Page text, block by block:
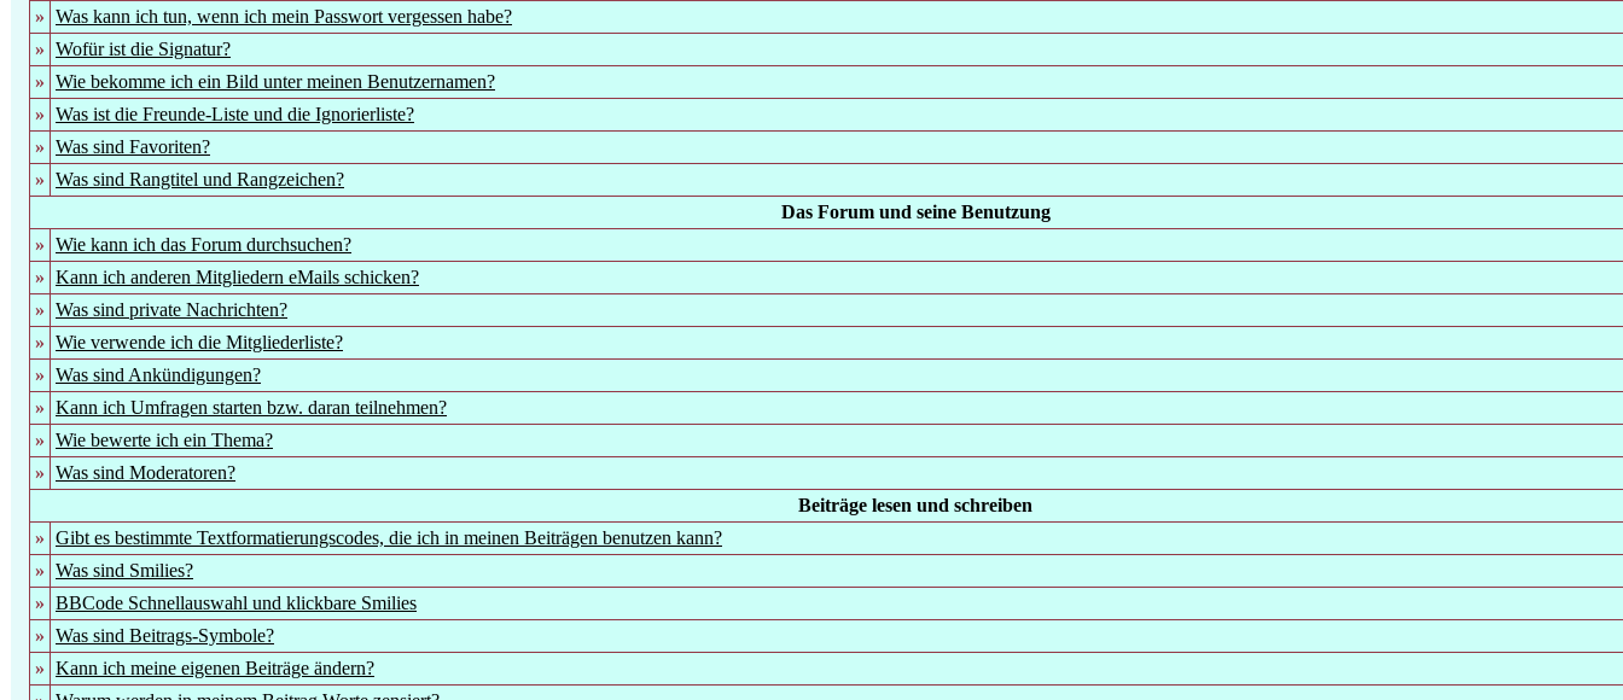
» Was kann ich tun, wenn ich mein Passwort vergessen habe?
» Wofür ist die Signatur?
» Wie bekomme ich ein Bild unter meinen Benutzernamen?
» Was ist die Freunde-Liste und die Ignorierliste?
» Was sind Favoriten?
» Was sind Rangtitel und Rangzeichen?
Das Forum und seine Benutzung
» Wie kann ich das Forum durchsuchen?
» Kann ich anderen Mitgliedern eMails schicken?
» Was sind private Nachrichten?
» Wie verwende ich die Mitgliederliste?
» Was sind Ankündigungen?
» Kann ich Umfragen starten bzw. daran teilnehmen?
» Wie bewerte ich ein Thema?
» Was sind Moderatoren?
Beiträge lesen und schreiben
» Gibt es bestimmte Textformatierungscodes, die ich in meinen Beiträgen benutzen kann?
» Was sind Smilies?
» BBCode Schnellauswahl und klickbare Smilies
» Was sind Beitrags-Symbole?
» Kann ich meine eigenen Beiträge ändern?